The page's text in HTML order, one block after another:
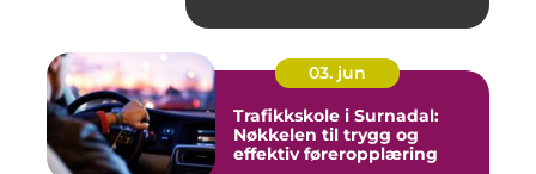
03. jun
Trafikkskole i Surnadal:
Nøkkelen til trygg og
effektiv føreropplæring